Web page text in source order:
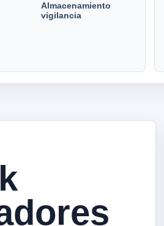
Almacenamiento
vigilancia